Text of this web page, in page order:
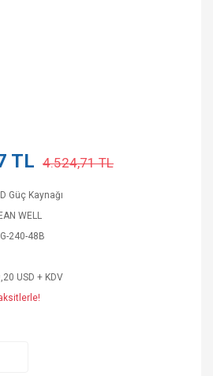
TL 4.524,71 TL
Güç Kaynağı
WELL
240-48B
USD + KDV